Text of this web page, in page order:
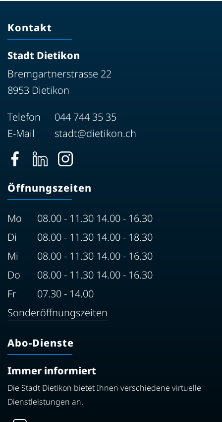
Kontakt
Stadt Dietikon
Bremgartnerstrasse 22
8953 Dietikon
Telefon
044 744 35 35
E-Mail
stadt@dietikon.ch
Öffnungszeiten
Mo
08.00 - 11.30 14.00 - 16.30
Di
08.00 - 11.30 14.00 - 18.30
Mi
08.00 - 11.30 14.00 - 16.30
Do
08.00 - 11.30 14.00 - 16.30
Fr
07.30 - 14.00
Sonderöffnungszeiten
Abo-Dienste
Immer informiert
Die Stadt Dietikon bietet Ihnen verschiedene virtuelle
Dienstleistungen an.